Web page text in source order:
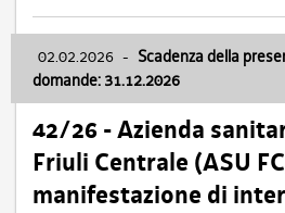
02.02.2026 - Scadenza della
domande: 31.12.2026
42/26 - Azienda
Friuli Centrale (ASU
manifestazione di